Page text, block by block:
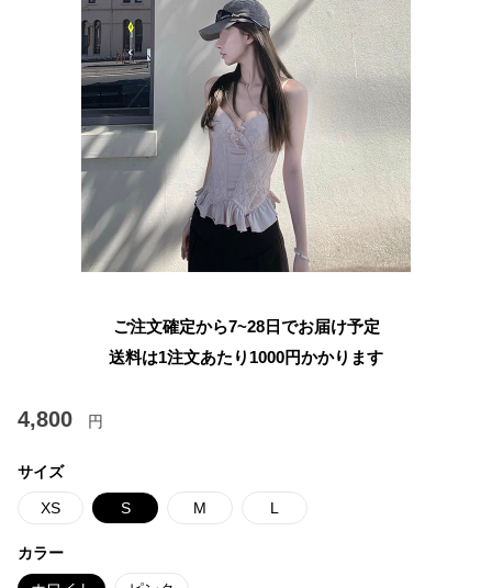
ご注文確定から7~28日でお届け予定
送料は1注文あたり 1000円かかります
4,800 円
サイズ
XS S M L
カラー